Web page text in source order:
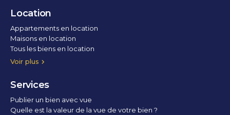
Location
Voir plus
Appartements en location
Maisons en location
Tous les biens en location
Services
Publier un bien avec vue
Quelle est la valeur de la vue de votre bien ?